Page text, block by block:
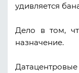
удивляется
Дело в том,
назначение.